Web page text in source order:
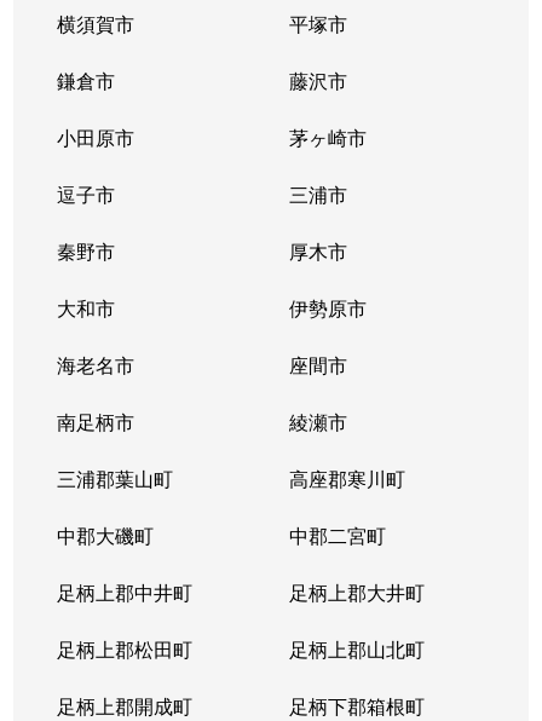
横須賀市 平塚市
鎌倉市 藤沢市
小田原市 茅ヶ崎市
逗子市 三浦市
秦野市 厚木市
大和市 伊勢原市
海老名市 座間市
南足柄市 綾瀬市
三浦郡葉山町 高座郡寒川町
中郡大磯町 中郡二宮町
足柄上郡中井町 足柄上郡大井町
足柄上郡松田町 足柄上郡山北町
足柄上郡開成町 足柄下郡箱根町